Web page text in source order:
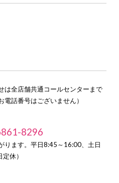
は全店舗共通コールセンターまで
話番号はございません）
8296
ります。平日8:45～16:00、土日
休）